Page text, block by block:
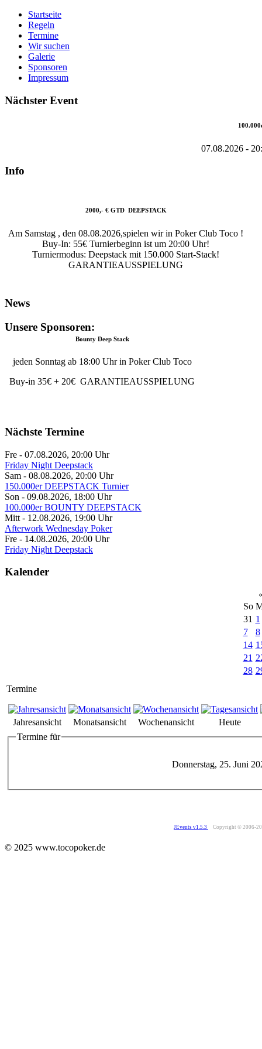
Startseite
Regeln
Termine
Wir suchen
Galerie
Sponsoren
Impressum
Nächster Event
07.08.2026-
Info
2000,- € GTD DEEPSTACK
Am Samstag , den 08.08.2026,spielen wir in Poker Club Toco !
Buy-In: 55€ Turnierbeginn ist um 20:00 Uhr!
Turniermodus: Deepstack mit 150.000 Start-Stack!
GARANTIEAUSSPIELUNG
News
Bounty Deep Stack
jeden Sonntag ab 18:00 Uhr in Poker Club Toco
Buy-in 35€ + 20€ GARANTIEAUSSPIELUNG
Unsere Sponsoren:
Nächste Termine
Fre - 07.08.2026, 20:00 Uhr
Friday Night Deepstack
Sam - 08.08.2026, 20:00 Uhr
150.000er DEEPSTACK Turnier
Son - 09.08.2026, 18:00 Uhr
100.000er BOUNTY DEEPSTACK
Mitt - 12.08.2026, 19:00 Uhr
Afterwork Wednesday Poker
Fre - 14.08.2026, 20:00 Uhr
Friday Night Deepstack
Kalender
So
31 1
7
8
14
21
28
Termine
Jahresansicht Monatsansicht Wochenansicht
Heute
Termine für
Donnerstag, 25. Juni
JEvents v1.5.3 Copyright © 2006-
© 2025 www.tocopoker.de